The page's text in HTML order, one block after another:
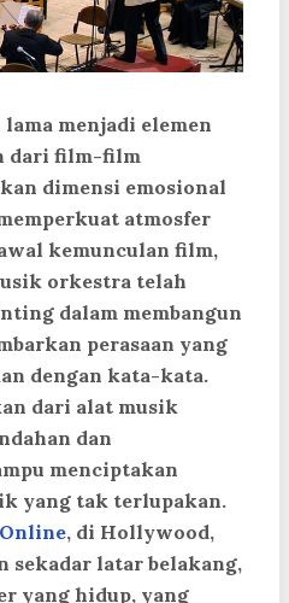
menjadi elemen
dari film-film
dimensi emosional
atmosfer
kemunculan film,
orkestra telah
dalam membangun
perasaan yang
dengan kata-kata.
dari alat musik
dan
menciptakan
yang tak terlupakan.
, di Hollywood,
sekadar latar belakang,
yang hidup, yang